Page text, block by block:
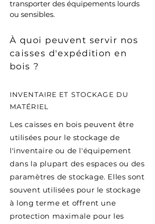
transporter des équipements lourds
ou sensibles.
À quoi peuvent servir nos
caisses d'expédition en
bois ?
INVENTAIRE ET STOCKAGE DU
MATÉRIEL
Les caisses en bois peuvent être
utilisées pour le stockage de
l'inventaire ou de l'équipement
dans la plupart des espaces ou des
paramètres de stockage. Elles sont
souvent utilisées pour le stockage
à long terme et offrent une
protection maximale pour les